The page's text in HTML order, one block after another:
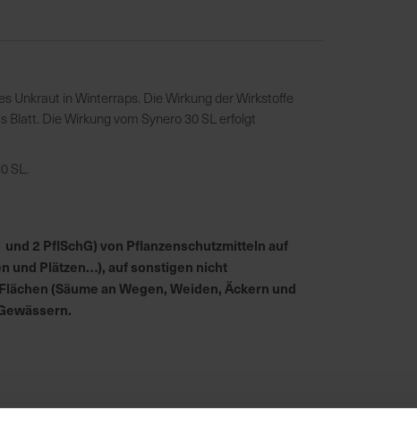
Unkraut in Winterraps. Die Wirkung der Wirkstoffe
Die Wirkung vom Synero 30 SL erfolgt
SL.
2 PflSchG) von Pflanzenschutzmitteln auf
und Plätzen…), auf sonstigen nicht
(Säume an Wegen, Weiden, Äckern und